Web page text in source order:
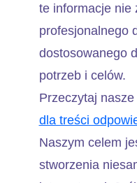
te informacje nie
profesjonalnego
dostosowanego
potrzeb i celów.
Przeczytaj nasze
dla treści
Naszym celem
stworzenia